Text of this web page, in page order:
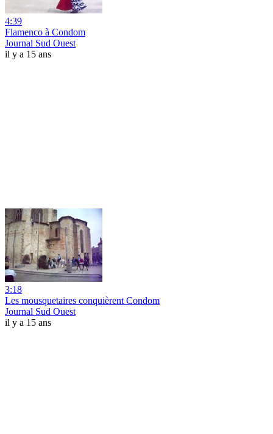
4:39
Flamenco à Condom
Journal Sud Ouest
il y a 15 ans
3:18
Les mousquetaires conquièrent Condom
Journal Sud Ouest
il y a 15 ans